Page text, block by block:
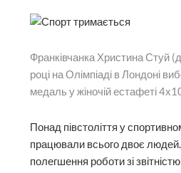
Франківчанка Христина Стуй
році на Олімпіаді в Лондоні
медаль у жіночій естафеті
Понад півстоліття у
працювали всього двоє
полегшення роботи зі